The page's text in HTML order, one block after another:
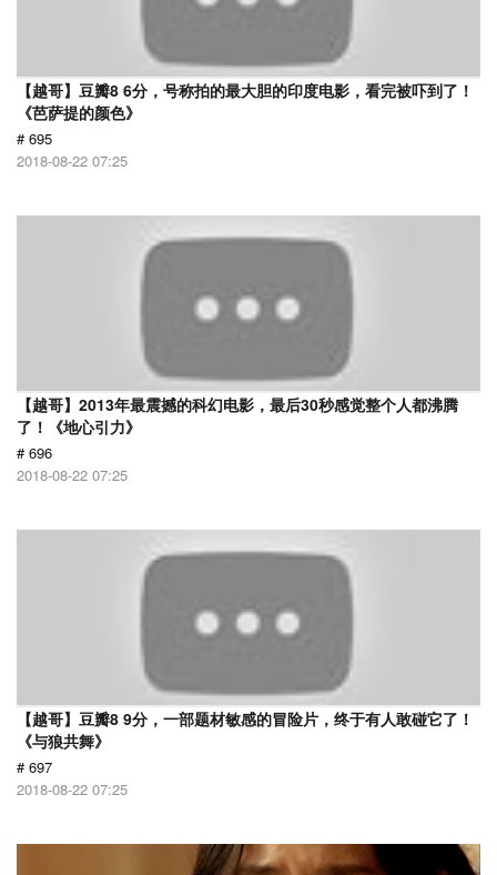
【越哥】豆瓣8 6分，号称拍的最大胆的印度电影，看完被吓到了！
《芭萨提的颜色》
# 695
2018-08-22 07:25
【越哥】2013年最震撼的科幻电影，最后30秒感觉整个人都沸腾
了！《地心引力》
# 696
2018-08-22 07:25
【越哥】豆瓣8 9分，一部题材敏感的冒险片，终于有人敢碰它了！
《与狼共舞》
# 697
2018-08-22 07:25